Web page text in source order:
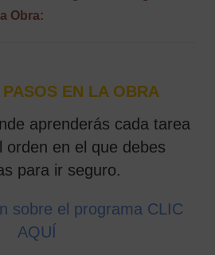
Obra:
EN LA OBRA
aprenderás cada tarea
orden en el que debes
para ir seguro.
sobre el programa CLIC
AQUÍ